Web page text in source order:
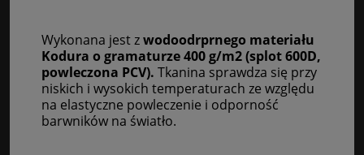
Wykonana jest zwodoodrprnego materiału
Kodura o gramaturze 400 g/m2 (splot 600D,
powleczona PCV). Tkanina sprawdza się przy
niskich i wysokich temperaturach ze względu
na elastyczne powleczenie i odporność
barwników na światło.